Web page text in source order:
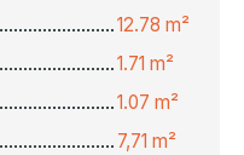
12.78 m²
1.71 m²
1.07 m²
7,71 m²